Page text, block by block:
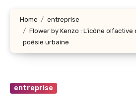
Home
entreprise
Flower by Kenzo : L’icône
poésie urbaine
entreprise